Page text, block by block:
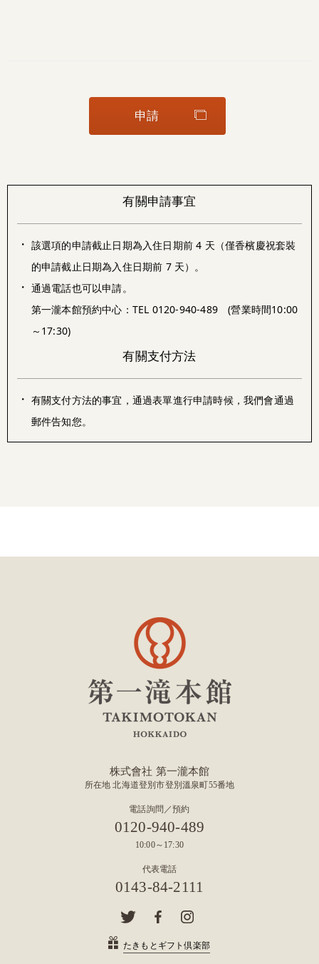
申請
有關申請事宜
・ 該選項的申請截止日期為入住日期前 4 天（僅香檳慶祝套裝
的申請截止日期為入住日期前 7 天）。
・ 通過電話也可以申請。
第一瀧本館預約中心：TEL 0120-940-489 (營業時間10:00
～17:30)
有關支付方法
・ 有關支付方法的事宜，通過表單進行申請時候，我們會通過
郵件告知您。
株式會社 第一瀧本館
所在地 北海道登別市登別溫泉町55番地
電話詢問／預約
0120-940-489
10:00～17:30
代表電話
0143-84-2111
たきもとギフト倶楽部